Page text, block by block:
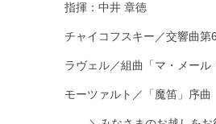
指揮：中井 章徳
チャイコフスキー／交響曲第6
ラヴェル／組曲「マ・メール
モーツァルト／「魔笛」序曲